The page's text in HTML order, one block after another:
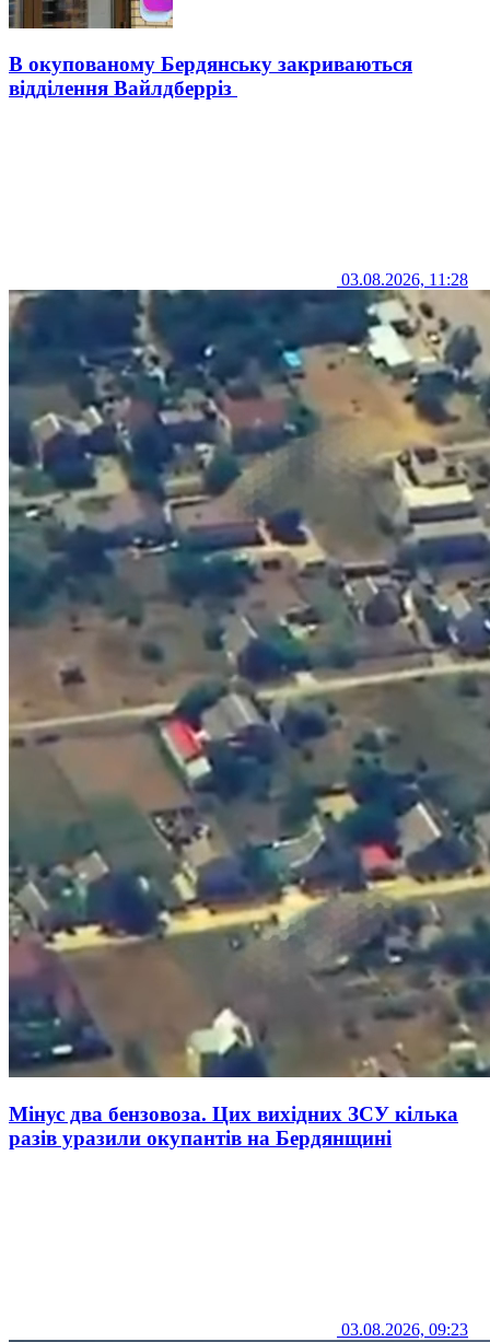
В окупованому Бердянську закриваються
відділення Вайлдберріз
03.08.2026, 11:28
Мінус два бензовоза. Цих вихідних ЗСУ кілька
разів уразили окупантів на Бердянщині
03.08.2026, 09:23